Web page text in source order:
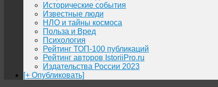
Исторические события
Известные люди
НЛО и тайны космоса
Польза и Вред
Психология
Рейтинг ТОП-100 публикаций
Рейтинг авторов IstoriiPro.ru
Издательства России 2023
[+ Опубликовать]